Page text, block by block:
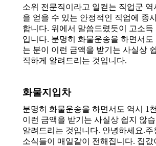
소위 전문직이라고 일컫는 직업군
을 얻을 수 있는 안정적인 직업에 종
합니다. 위에서 말씀드렸듯이 고소
입니다. 분명히 화물운송을 하면서
는 분이 이런 금액을 받기는 사실상
직하게 알려드리는 것입니다.
화물지입차
분명히 화물운송을 하면서도 역시 1
이런 금액을 받기는 사실상 쉽지 않
알려드리는 것입니다. 안녕하세요.
소식들이 매일같이 전해집니다. 집